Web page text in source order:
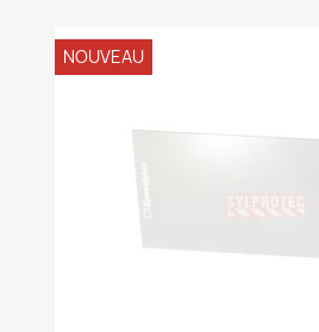
NOUVEAU